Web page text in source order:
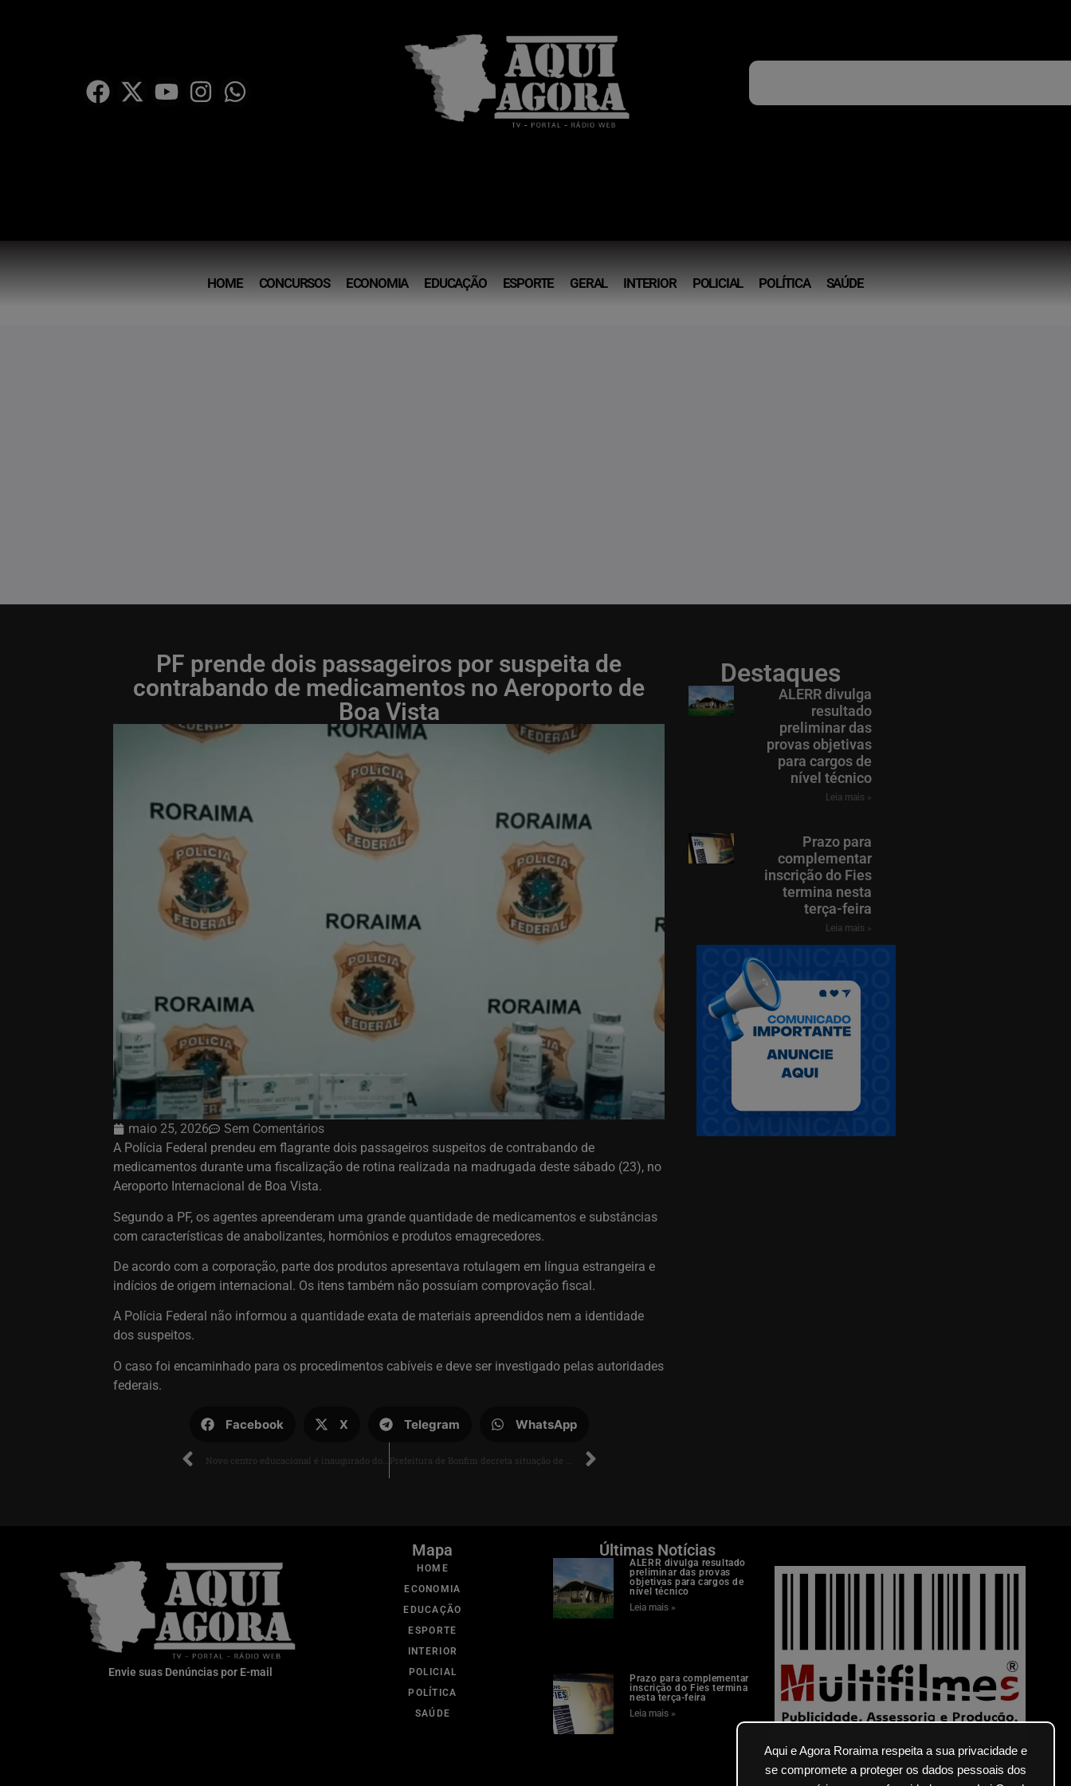
Aqui e Agora Roraima respeita a sua privacidade e
se compromete a proteger os dados pessoais dos
HOME CONCURSOS ECONOMIA EDUCAÇÃO ESPORTE GERAL INTERIOR POLICIAL POLÍTICA SAÚDE
PF prende dois passageiros por suspeita de
contrabando de medicamentos no Aeroporto de
Boa Vista
maio 25, 2026
Sem Comentários
A Polícia Federal prendeu em flagrante dois passageiros suspeitos de contrabando de
medicamentos durante uma fiscalização de rotina realizada na madrugada deste sábado (23), no
Aeroporto Internacional de Boa Vista.
Segundo a PF, os agentes apreenderam uma grande quantidade de medicamentos e substâncias
com características de anabolizantes, hormônios e produtos emagrecedores.
De acordo com a corporação, parte dos produtos apresentava rotulagem em língua estrangeira e
indícios de origem internacional. Os itens também não possuíam comprovação fiscal.
A Polícia Federal não informou a quantidade exata de materiais apreendidos nem a identidade
dos suspeitos.
O caso foi encaminhado para os procedimentos cabíveis e deve ser investigado pelas autoridades
federais.
Facebook X Telegram WhatsApp
Destaques
ALERR divulga
resultado
preliminar das
provas objetivas
para cargos de
nível técnico
Leia mais »
Prazo para
complementar
inscrição do Fies
termina nesta
terça-feira
Leia mais »
Envie suas Denúncias por E-mail
Mapa
HOME
ECONOMIA
EDUCAÇÃO
ESPORTE
INTERIOR
POLICIAL
POLÍTICA
SAÚDE
Últimas Notícias
ALERR divulga resultado
preliminar das provas
objetivas para cargos de
nível técnico
Leia mais »
Prazo para complementar
inscrição do Fies termina
nesta terça-feira
Leia mais »